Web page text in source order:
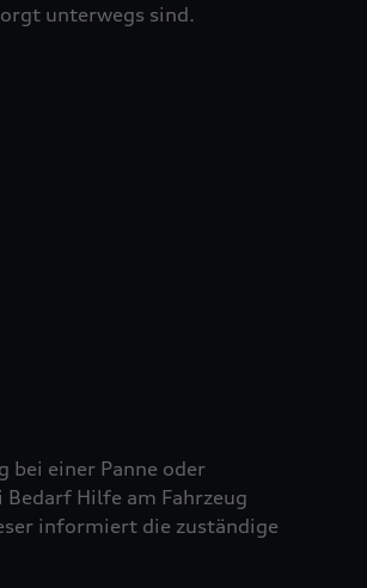
unterwegs sind.
bei einer Panne oder
Hilfe am Fahrzeug
informiert die zuständige